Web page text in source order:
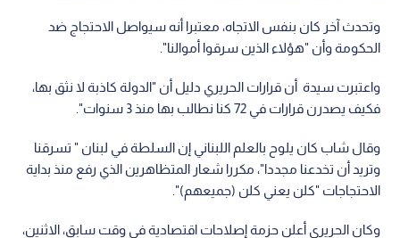
وتحدث آخر كان بنفس الاتجاه، معتبرا أنه سيواصل الاحتجاج ضد
الحكومة وأن "هؤلاء الذين سرقوا أموالنا".
واعتبرت سيدة أن قرارات الحريري دليل أن "الدولة كاذبة لا نثق بها،
فكيف يصدرن قرارات في 72 كنا نطالب بها منذ 3 سنوات".
وقال شاب كان يلوح بالعلم اللبناني إن السلطة في لبنان " تسرقنا
وتريد أن تخدعنا مجددا"، مكررا شعار المتظاهرين الذي رفع منذ بداية
الاحتجاجات "كلن يعني كلن (جميعهم)".
وكان الحريري أعلن حزمة إصلاحات اقتصادية في وقت سابق، الاثنين،